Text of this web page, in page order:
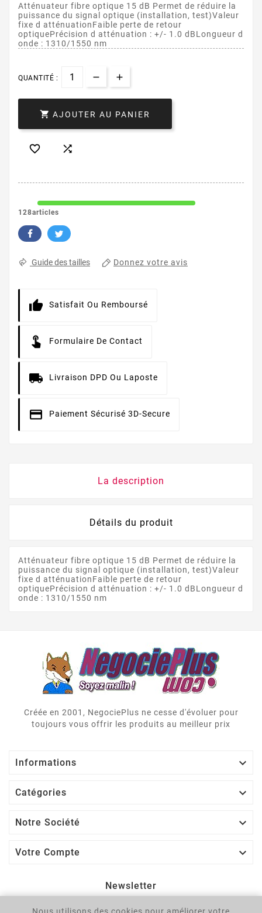
Atténuateur fibre optique 15 dB Permet de réduire la
puissance du signal optique (installation, test)Valeur
fixe d atténuationFaible perte de retour
optiquePrécision d atténuation : +/- 1.0 dBLongueur d
onde : 1310/1550 nm
QUANTITÉ :
 AJOUTER AU PANIER
 
128articles
Guide des tailles Donnez votre avis
Satisfait Ou Remboursé
Formulaire De Contact
Livraison DPD Ou Laposte
Paiement Sécurisé 3D-Secure
La description
Détails du produit
Atténuateur fibre optique 15 dB Permet de réduire la
puissance du signal optique (installation, test)Valeur
fixe d atténuationFaible perte de retour
optiquePrécision d atténuation : +/- 1.0 dBLongueur d
onde : 1310/1550 nm
Créée en 2001, NegociePlus ne cesse d'évoluer pour
toujours vous offrir les produits au meilleur prix
Informations 
Catégories 
Notre Société 
Votre Compte 
Newsletter